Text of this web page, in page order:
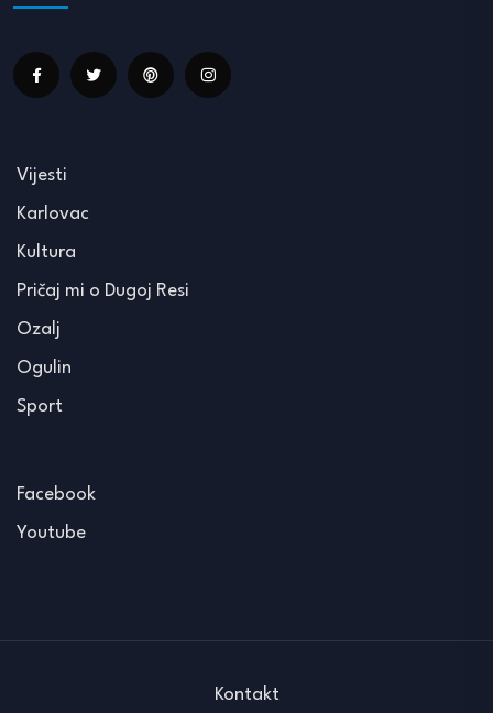
Vijesti
Karlovac
Kultura
Pričaj mi o Dugoj Resi
Ozalj
Ogulin
Sport
Facebook
Youtube
Kontakt